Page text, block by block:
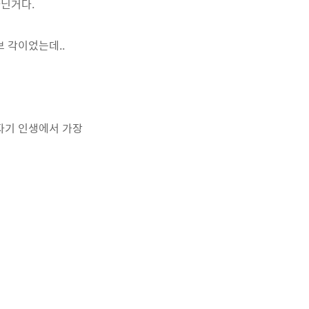
거다.
각이었는데..
인생에서 가장